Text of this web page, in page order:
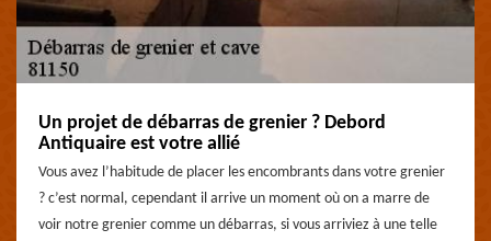
Un projet de débarras de grenier ? Debord
Antiquaire est votre allié
Vous avez l’habitude de placer les encombrants dans votre grenier
? c’est normal, cependant il arrive un moment où on a marre de
voir notre grenier comme un débarras, si vous arriviez à une telle